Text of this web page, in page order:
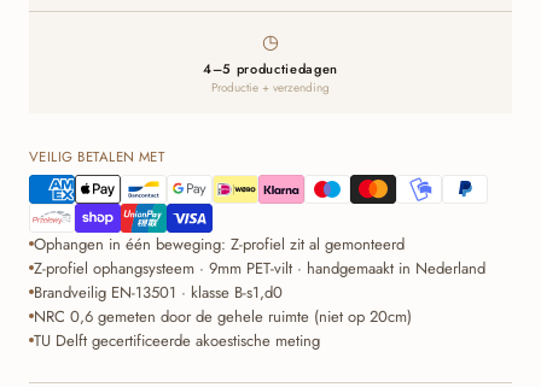
◷
4–5 productiedagen
Productie + verzending
VEILIG BETALEN MET
Ophangen in één beweging: Z-profiel zit al gemonteerd
Z-profiel ophangsysteem · 9mm PET-vilt · handgemaakt in Nederland
Brandveilig EN-13501 · klasse B-s1,d0
NRC 0,6 gemeten door de gehele ruimte (niet op 20cm)
TU Delft gecertificeerde akoestische meting